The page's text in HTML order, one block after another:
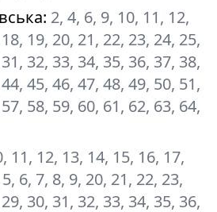
: 2, 4, 6, 9, 10, 11, 12,
19, 20, 21, 22, 23, 24, 25,
32, 33, 34, 35, 36, 37, 38,
45, 46, 47, 48, 49, 50, 51,
58, 59, 60, 61, 62, 63, 64,
11, 12, 13, 14, 15, 16, 17,
6, 7, 8, 9, 20, 21, 22, 23,
30, 31, 32, 33, 34, 35, 36,